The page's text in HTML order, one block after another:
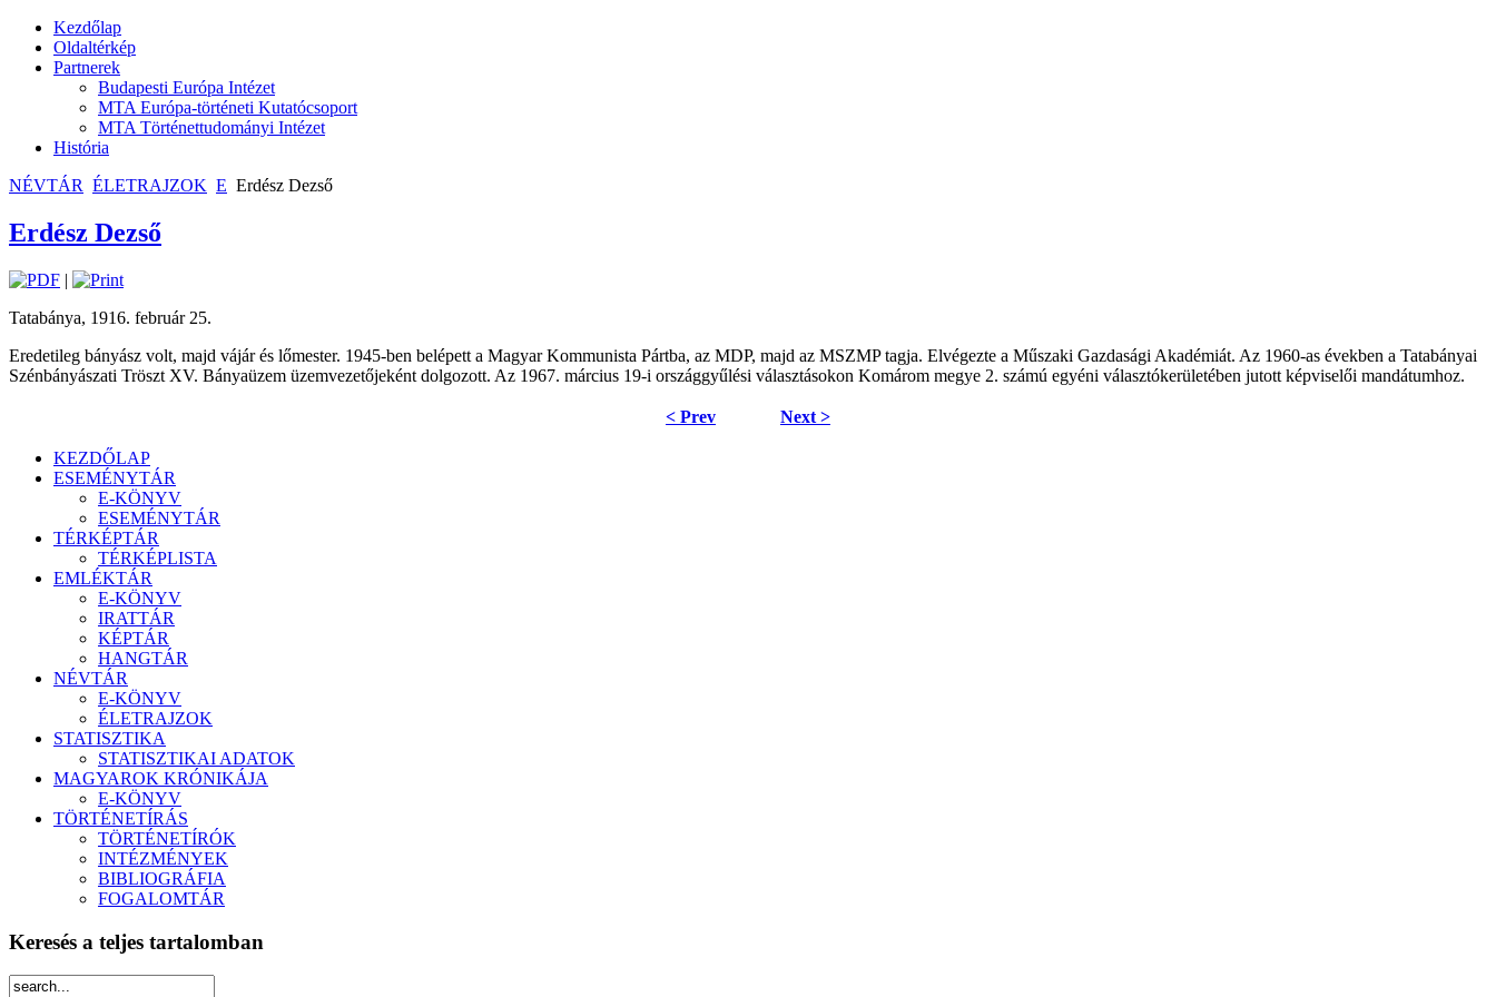
Kezdőlap
Oldaltérkép
Partnerek
Budapesti Európa Intézet
MTA Európa-történeti Kutatócsoport
MTA Történettudományi Intézet
História
NÉVTÁR ÉLETRAJZOK E Erdész Dezső
Erdész Dezső
|
Tatabánya, 1916. február 25.
Eredetileg bányász volt, majd vájár és lőmester. 1945-ben belépett a Magyar Kommunista Pártba, az MDP, majd az MSZMP tagja. Elvégezte a Műszaki Gazdasági Akadémiát. Az 1960-as években a Tatabányai
Szénbányászati Tröszt XV. Bányaüzem üzemvezetőjeként dolgozott. Az 1967. március 19-i országgyűlési választásokon Komárom megye 2. számú egyéni választókerületében jutott képviselői mandátumhoz.
< Prev Next >
KEZDŐLAP
ESEMÉNYTÁR
E-KÖNYV
ESEMÉNYTÁR
TÉRKÉPTÁR
TÉRKÉPLISTA
EMLÉKTÁR
E-KÖNYV
IRATTÁR
KÉPTÁR
HANGTÁR
NÉVTÁR
E-KÖNYV
ÉLETRAJZOK
STATISZTIKA
STATISZTIKAI ADATOK
MAGYAROK KRÓNIKÁJA
E-KÖNYV
TÖRTÉNETÍRÁS
TÖRTÉNETÍRÓK
INTÉZMÉNYEK
BIBLIOGRÁFIA
FOGALOMTÁR
Keresés a teljes tartalomban